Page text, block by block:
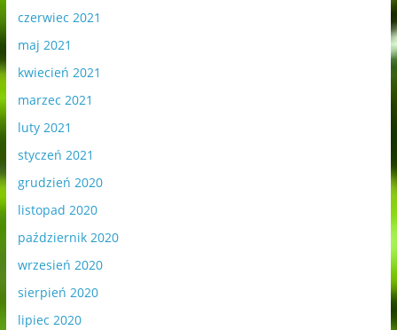
czerwiec 2021
maj 2021
kwiecień 2021
marzec 2021
luty 2021
styczeń 2021
grudzień 2020
listopad 2020
październik 2020
wrzesień 2020
sierpień 2020
lipiec 2020